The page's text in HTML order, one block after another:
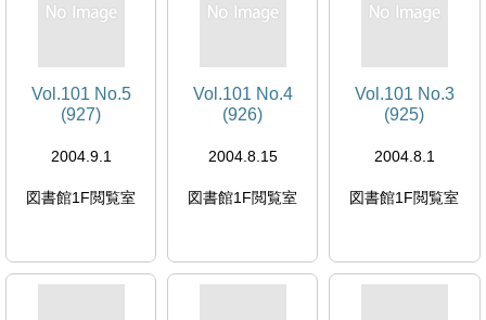
Vol.101 No.5
(927)
2004.9.1
図書館1F閲覧室
Vol.101 No.4
(926)
2004.8.15
図書館1F閲覧室
Vol.101 No.3
(925)
2004.8.1
図書館1F閲覧室